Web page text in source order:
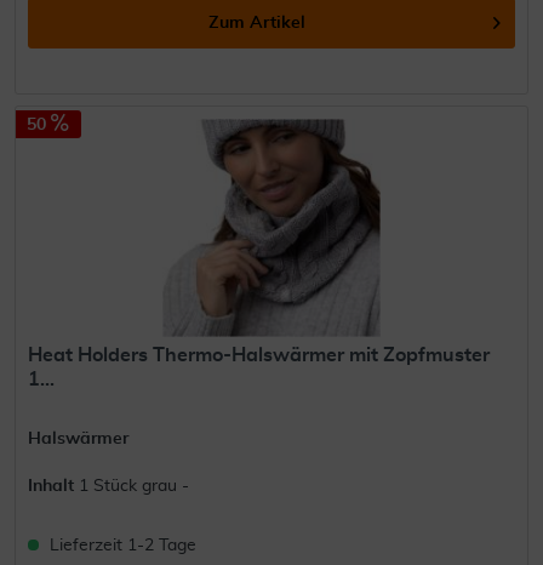
Zum Artikel
50
Heat Holders Thermo-Halswärmer mit Zopfmuster
1...
Halswärmer
Inhalt 1 Stück grau -
Lieferzeit 1-2 Tage